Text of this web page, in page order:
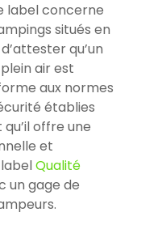
label concerne
situés en
qu’un
air est
aux normes
établies
offre une
et
Qualité
un gage de